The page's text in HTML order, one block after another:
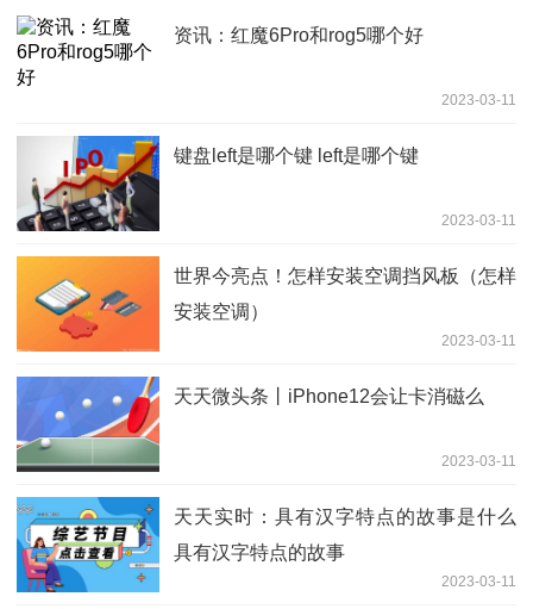
资讯：红魔6Pro和rog5哪个好
2023-03-11
键盘left是哪个键 left是哪个键
2023-03-11
世界今亮点！怎样安装空调挡风板（怎样
安装空调）
2023-03-11
天天微头条丨iPhone12会让卡消磁么
2023-03-11
天天实时：具有汉字特点的故事是什么
具有汉字特点的故事
2023-03-11